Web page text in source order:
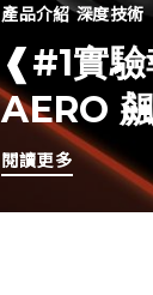
產品介紹 深度技術
❰#1實驗
AERO
閱讀更多